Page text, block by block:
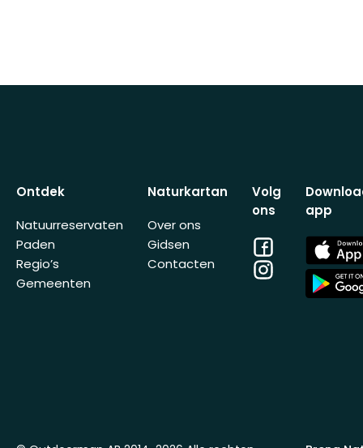
Ontdek
Natuurreservaten
Paden
Regio’s
Gemeenten
Naturkartan
Over ons
Gidsen
Contacten
Volg
ons
Facebook
Instagram
app
App
Store
App
Store